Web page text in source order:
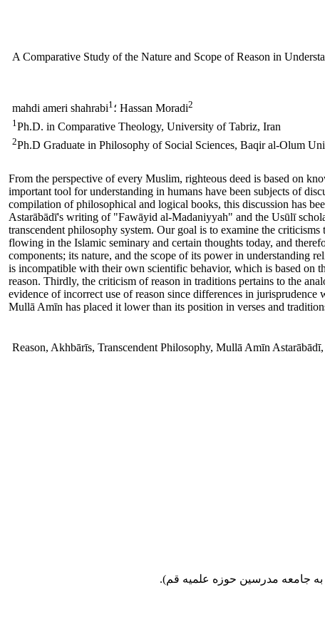
A Comparative Study of the Nature and Scope of Reason in
mahdi ameri shahrabi1 ؛ Hassan Moradi2
1 Ph.D. in Comparative Theology, University of Tabriz, Iran
2Ph.D Graduate in Philosophy of Social Sciences, Baqir al-Olum
From the perspective of every Muslim, righteous deed is based on
important tool for understanding in humans have been subjects of
compilation of philosophical and logical books, this discussion has
Astarābādī's writing of "Fawāyid al-Madaniyyah" and the Usūlī
transcendent philosophy system. Our goal is to examine the
flowing in the Islamic seminary and certain thoughts today, and
components; its nature, and the scope of its power in understanding
is incompatible with their own scientific behavior, which is based on
reason. Thirdly, the criticism of reason in traditions pertains to the
evidence of incorrect use of reason since differences in
Mullā Amīn has placed it lower than its position in verses and
Reason, Akhbārīs, Transcendent Philosophy, Mullā Amīn